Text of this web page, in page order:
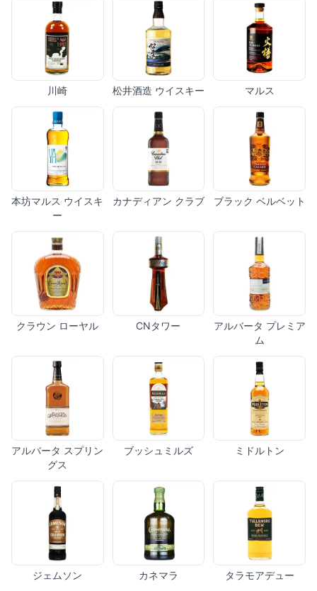
川崎 松井酒造 ウイスキー マルス
本坊マルス ウイスキ
ー
カナディアン クラブ ブラック ベルベット
クラウン ローヤル CNタワー
アルバータ プレミア
ム
アルバータ スプリン
グス
ブッシュミルズ ミドルトン
ジェムソン カネマラ タラモアデュー